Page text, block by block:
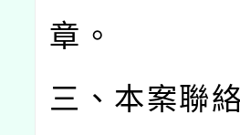
章。
三、本案聯